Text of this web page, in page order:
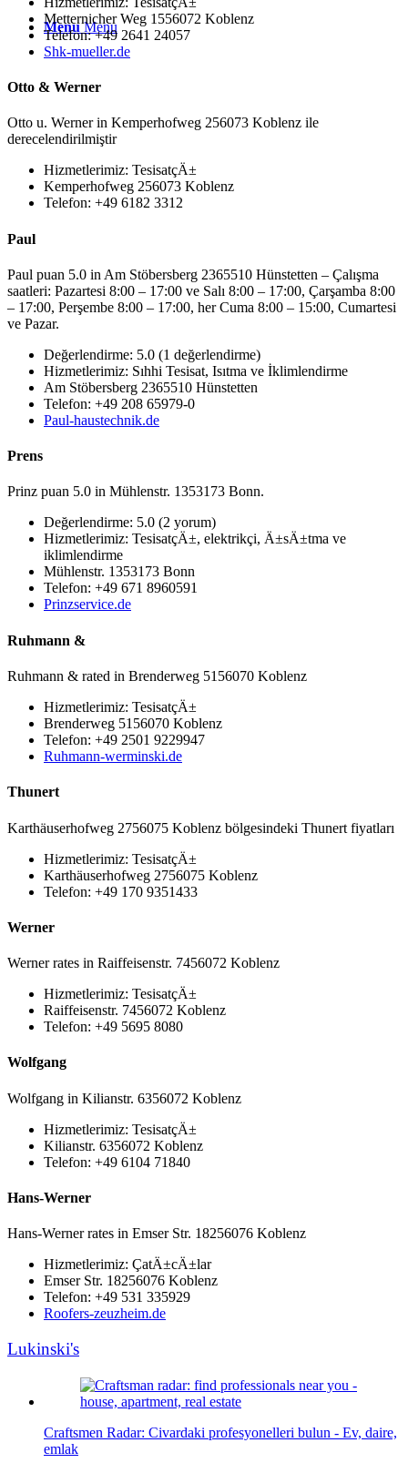
Menu Menu
Metternicher Weg 1556072 Koblenz
Telefon: +49 2641 24057
Shk-mueller.de
Otto & Werner
Otto u. Werner in Kemperhofweg 256073 Koblenz ile
derecelendirilmiştir
Hizmetlerimiz: TesisatçÄ±
Kemperhofweg 256073 Koblenz
Telefon: +49 6182 3312
Paul
Paul puan 5.0 in Am Stöbersberg 2365510 Hünstetten – Çalışma
saatleri: Pazartesi 8:00 – 17:00 ve Salı 8:00 – 17:00, Çarşamba 8:00
– 17:00, Perşembe 8:00 – 17:00, her Cuma 8:00 – 15:00, Cumartesi
ve Pazar.
Değerlendirme: 5.0 (1 değerlendirme)
Hizmetlerimiz: Sıhhi Tesisat, Isıtma ve İklimlendirme
Am Stöbersberg 2365510 Hünstetten
Telefon: +49 208 65979-0
Paul-haustechnik.de
Prens
Prinz puan 5.0 in Mühlenstr. 1353173 Bonn.
Değerlendirme: 5.0 (2 yorum)
Hizmetlerimiz: TesisatçÄ±, elektrikçi, Ä±sÄ±tma ve
iklimlendirme
Mühlenstr. 1353173 Bonn
Telefon: +49 671 8960591
Prinzservice.de
Ruhmann &
Ruhmann & rated in Brenderweg 5156070 Koblenz
Hizmetlerimiz: TesisatçÄ±
Brenderweg 5156070 Koblenz
Telefon: +49 2501 9229947
Ruhmann-werminski.de
Thunert
Karthäuserhofweg 2756075 Koblenz bölgesindeki Thunert fiyatları
Hizmetlerimiz: TesisatçÄ±
Karthäuserhofweg 2756075 Koblenz
Telefon: +49 170 9351433
Werner
Werner rates in Raiffeisenstr. 7456072 Koblenz
Hizmetlerimiz: TesisatçÄ±
Raiffeisenstr. 7456072 Koblenz
Telefon: +49 5695 8080
Wolfgang
Wolfgang in Kilianstr. 6356072 Koblenz
Hizmetlerimiz: TesisatçÄ±
Kilianstr. 6356072 Koblenz
Telefon: +49 6104 71840
Hans-Werner
Hans-Werner rates in Emser Str. 18256076 Koblenz
Hizmetlerimiz: ÇatÄ±cÄ±lar
Emser Str. 18256076 Koblenz
Telefon: +49 531 335929
Roofers-zeuzheim.de
Lukinski's
Craftsmen Radar: Civardaki profesyonelleri bulun - Ev, daire,
emlak